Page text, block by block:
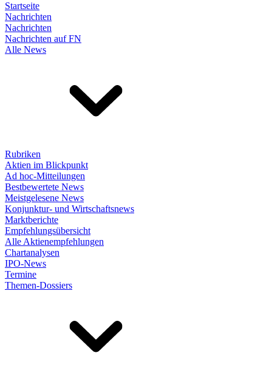
Startseite
Nachrichten
Nachrichten
Nachrichten auf FN
Alle News
Rubriken
Aktien im Blickpunkt
Ad hoc-Mitteilungen
Bestbewertete News
Meistgelesene News
Konjunktur- und Wirtschaftsnews
Marktberichte
Empfehlungsübersicht
Alle Aktienempfehlungen
Chartanalysen
IPO-News
Termine
Themen-Dossiers